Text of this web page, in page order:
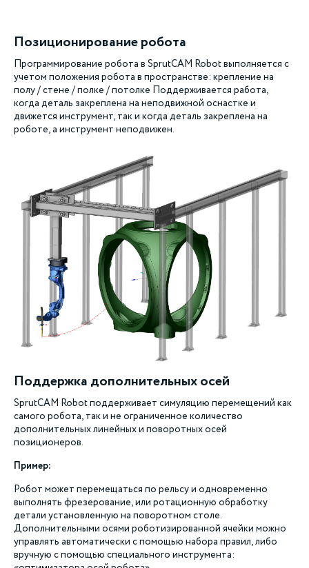
Позиционирование робота
Программирование робота в SprutCAM Robot выполняется с
учетом положения робота в пространстве: крепление на
полу / стене / полке / потолке Поддерживается работа,
когда деталь закреплена на неподвижной оснастке и
движется инструмент, так и когда деталь закреплена на
роботе, а инструмент неподвижен.
Поддержка дополнительных осей
SprutCAM Robot поддерживает симуляцию перемещений как
самого робота, так и не ограниченное количество
дополнительных линейных и поворотных осей
позиционеров.
Пример:
Робот может перемещаться по рельсу и одновременно
выполнять фрезерование, или ротационную обработку
детали установленную на поворотном столе.
Дополнительными осями роботизированной ячейки можно
управлять автоматически с помощью набора правил, либо
вручную с помощью специального инструмента: